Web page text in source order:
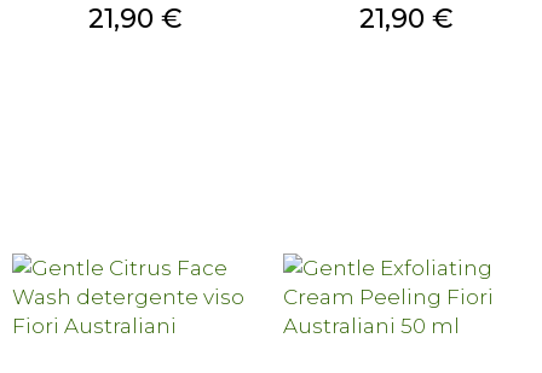
Prezzo
21,90 € Prezzo
21,90 €